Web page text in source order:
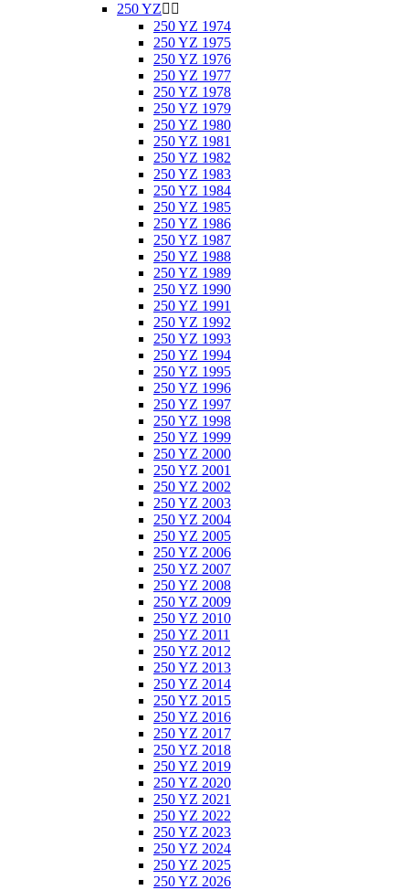
250 YZ 
250 YZ 1974
250 YZ 1975
250 YZ 1976
250 YZ 1977
250 YZ 1978
250 YZ 1979
250 YZ 1980
250 YZ 1981
250 YZ 1982
250 YZ 1983
250 YZ 1984
250 YZ 1985
250 YZ 1986
250 YZ 1987
250 YZ 1988
250 YZ 1989
250 YZ 1990
250 YZ 1991
250 YZ 1992
250 YZ 1993
250 YZ 1994
250 YZ 1995
250 YZ 1996
250 YZ 1997
250 YZ 1998
250 YZ 1999
250 YZ 2000
250 YZ 2001
250 YZ 2002
250 YZ 2003
250 YZ 2004
250 YZ 2005
250 YZ 2006
250 YZ 2007
250 YZ 2008
250 YZ 2009
250 YZ 2010
250 YZ 2011
250 YZ 2012
250 YZ 2013
250 YZ 2014
250 YZ 2015
250 YZ 2016
250 YZ 2017
250 YZ 2018
250 YZ 2019
250 YZ 2020
250 YZ 2021
250 YZ 2022
250 YZ 2023
250 YZ 2024
250 YZ 2025
250 YZ 2026